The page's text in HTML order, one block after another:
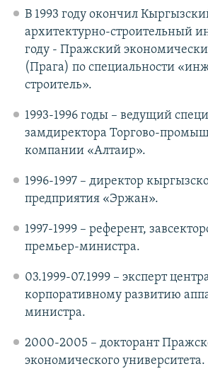
В 1993 году окончил
архитектурно-строительный
году - Пражский
(Прага) по специальности
строитель».
1993-1996 годы – ведущий
замдиректора Торгово-
компании «Алтаир».
1996-1997 – директор
предприятия «Эржан».
1997-1999 – референт,
премьер-министра.
03.1999-07.1999 – эксперт
корпоративному развитию
министра.
2000-2005 – докторант
экономического университета.